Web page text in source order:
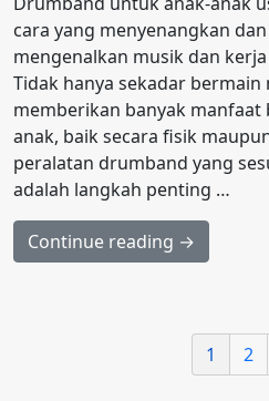
cara yang menyenangkan
mengenalkan musik dan
Tidak hanya sekadar
memberikan banyak manfaat
anak, baik secara fisik
peralatan drumband yang
adalah langkah penting …
Continue reading →
1 2